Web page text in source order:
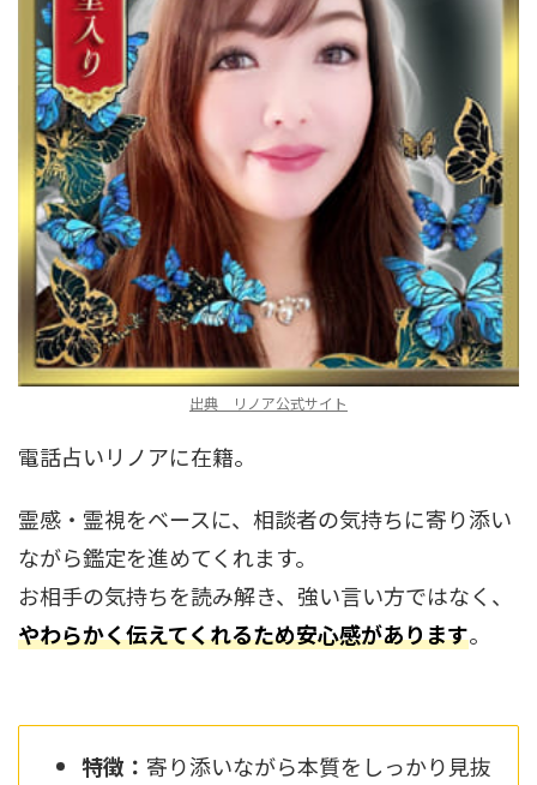
出典 リノア公式サイト
電話占いリノアに在籍。
霊感・霊視をベースに、相談者の気持ちに寄り添い
ながら鑑定を進めてくれます。
お相手の気持ちを読み解き、強い言い方ではなく、
やわらかく伝えてくれるため安心感があります。
特徴： 寄り添いながら本質をしっかり見抜